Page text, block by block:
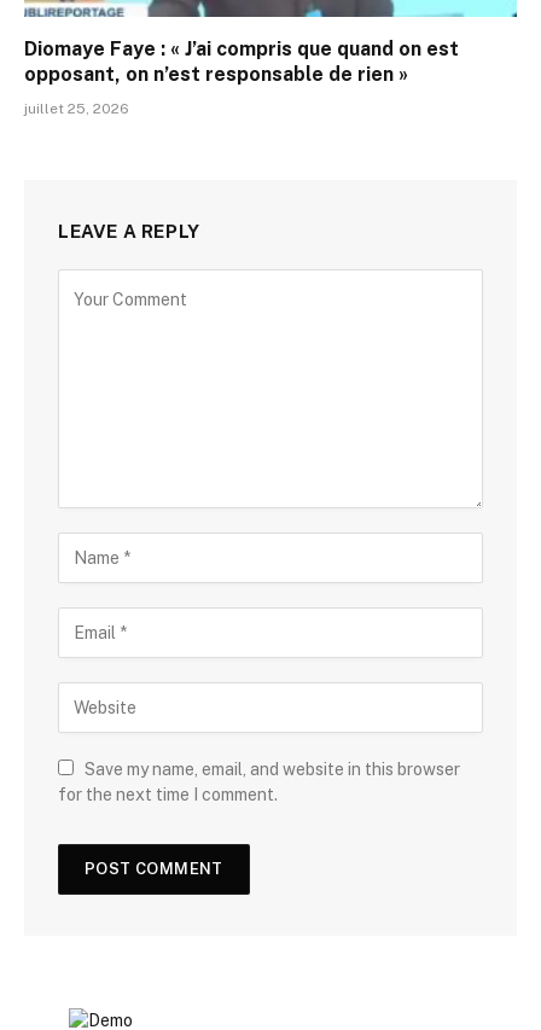
Diomaye Faye : « J’ai compris que quand on est
opposant, on n’est responsable de rien »
juillet 25, 2026
LEAVE A REPLY
Save my name, email, and website in this browser
for the next time I comment.